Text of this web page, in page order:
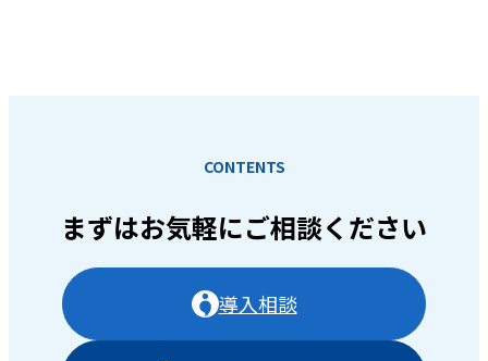
CONTENTS
まずはお気軽にご相談ください
導入相談